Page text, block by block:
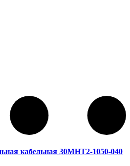
кабельная 30МНТ2-1050-040